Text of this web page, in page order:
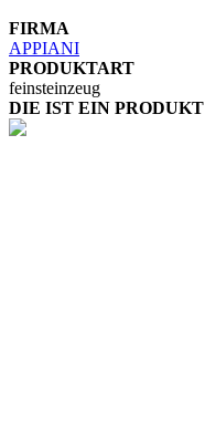
FIRMA
APPIANI
PRODUKTART
feinsteinzeug
DIE IST EIN PRODUKT